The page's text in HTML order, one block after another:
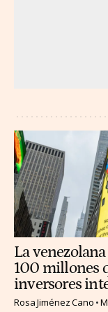
La
100 millones
inversores
Rosa Jiménez Cano